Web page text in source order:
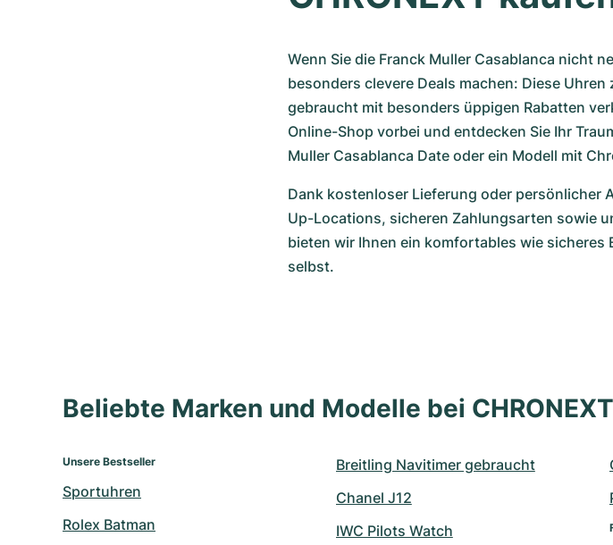
Wenn Sie die Franck Muller Casablanca nicht
besonders clevere Deals machen: Diese
gebraucht mit besonders üppigen Rabatten
Online-Shop vorbei und entdecken Sie Ihr
Muller Casablanca Date oder ein Modell mit
Dank kostenloser Lieferung oder persönlicher
Up-Locations, sicheren Zahlungsarten sowie
bieten wir Ihnen ein komfortables wie sicheres
selbst.
Beliebte Marken und Modelle bei CHRONEXT
Unsere Bestseller
Sportuhren
Rolex Batman
Breitling Navitimer gebraucht
Chanel J12
IWC Pilots Watch